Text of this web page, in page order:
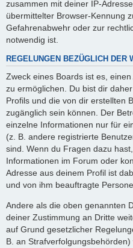
zusammen mit deiner IP-
übermittelter Browser-Kennung
Gefahrenabwehr oder zur
notwendig ist.
REGELUNGEN BEZÜGLICH DER
Zweck eines Boards ist es,
zu ermöglichen. Du bist dir
Profils und die von dir erstellten
zugänglich sein können. Der
einzelne Informationen nur für
(z. B. andere registrierte
sind. Wenn du Fragen dazu
Informationen im Forum oder
Adresse aus deinem Profil ist
und von ihm beauftragte
Andere als die oben genannten
deiner Zustimmung an Dritte
auf Grund gesetzlicher
B. an